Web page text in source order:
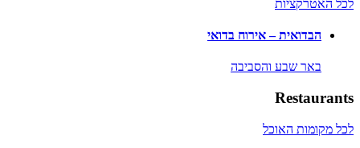
לכל האטרקציות
הבדואית – אירוח בדואי
באר שבע והסביבה
Restaurants
לכל מקומות האוכל